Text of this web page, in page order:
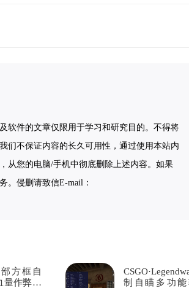
软件的文章仅限用于学习和研究目的。不得将
们不保证内容的长久可用性，通过使用本站内
从您的电脑/手机中彻底删除上述内容。如果
。侵删请致信E-mail：
部方框自
量作弊辅
制自瞄多功能